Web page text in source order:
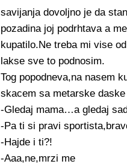
savijanja dovoljno je da
pozadina joj podrhtava a
kupatilo.Ne treba mi vise
lakse sve to podnosim.
Tog popodneva,na nasem
skacem sa metarske
-Gledaj mama…a gledaj
-Pa ti si pravi
-Hajde i ti?!
-Aaa,ne,mrzi me